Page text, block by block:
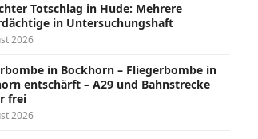
Totschlag in Hude: Mehrere
in Untersuchungshaft
2026
in Bockhorn – Fliegerbombe in
entschärft – A29 und Bahnstrecke
frei
2026